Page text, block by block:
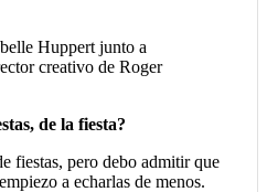
Huppert junto a
creativo de Roger
de la fiesta?
fiestas, pero debo admitir que
a echarlas de menos.